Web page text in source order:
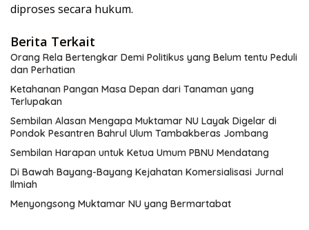
diproses secara hukum.
Berita Terkait
Orang Rela Bertengkar Demi Politikus yang Belum tentu Peduli
dan Perhatian
Ketahanan Pangan Masa Depan dari Tanaman yang
Terlupakan
Sembilan Alasan Mengapa Muktamar NU Layak Digelar di
Pondok Pesantren Bahrul Ulum Tambakberas Jombang
Sembilan Harapan untuk Ketua Umum PBNU Mendatang
Di Bawah Bayang-Bayang Kejahatan Komersialisasi Jurnal
Ilmiah
Menyongsong Muktamar NU yang Bermartabat